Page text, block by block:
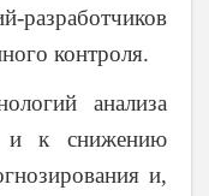
контроля.
анализа
к снижению
и,